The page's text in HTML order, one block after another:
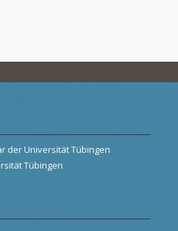
der Universität Tübingen
Tübingen